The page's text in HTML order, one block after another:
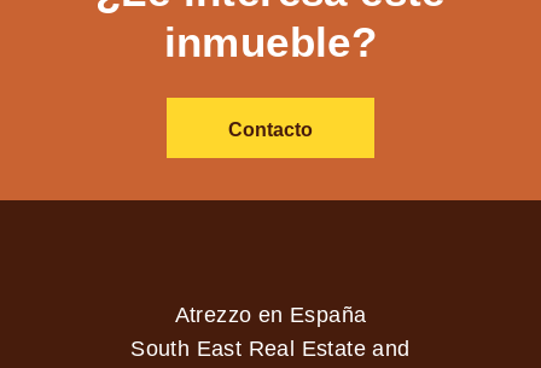
inmueble?
Contacto
Atrezzo en España
South East Real Estate and